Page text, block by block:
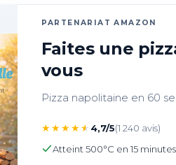
PARTENARIAT AMAZON
Faites une
vous
Pizza napolitaine en 60
★★★★★ 4,7/5(1 240 avis)
Atteint 500°C en 15 minutes